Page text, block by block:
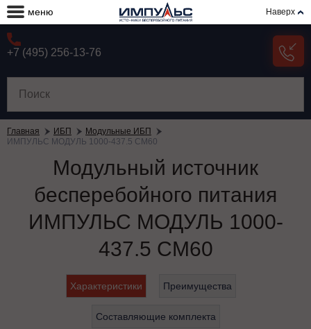
меню Наверх
+7 (495) 256-13-76
Главная ИБП
Модульные ИБП
ИМПУЛЬС МОДУЛЬ 1000-437.5 СМ60
Модульный источник
бесперебойного питания
ИМПУЛЬС МОДУЛЬ 1000-
437.5 СМ60
Характеристики Преимущества
Составляющие комплекта